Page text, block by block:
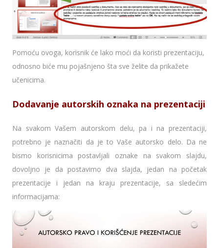
Pomoću ovoga, korisnik će lako moći da koristi prezentaciju,
odnosno biće mu pojašnjeno šta sve želite da prikažete
učenicima.
Dodavanje autorskih oznaka na prezentaciji
Na svakom Vašem autorskom delu, pa i na prezentaciji,
potrebno je naznačiti da je to Vaše autorsko delo. Da ne
bismo korisnicima postavljali oznake na svakom slajdu,
dovoljno je da postavimo dva slajda, jedan na početak
prezentacije i jedan na kraju prezentacije, sa sledećim
informacijama: